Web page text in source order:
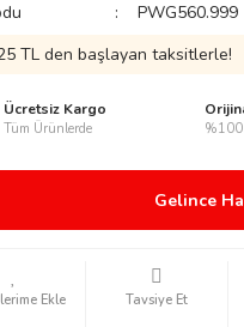
PWG560.999
TL den başlayan taksitlerle!
Ücretsiz Kargo
Tüm Ürünlerde
Gelince
Tavsiye Et